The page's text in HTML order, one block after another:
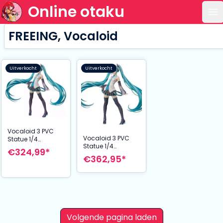
Online otaku
FREEING, Vocaloid
Uitverkocht
Vocaloid 3 PVC
Statue 1/4
Hatsune Miku V3
42 cm (3rd-run)
€324,99*
Uitverkocht
Vocaloid 3 PVC
Statue 1/4
Hatsune Miku V3
42 cm
€362,95*
Volgende pagina laden